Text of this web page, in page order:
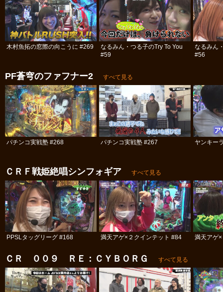
木村魚拓の窓際の向こうに #269
なるみん・つる子のTry To You
#59
なるみん
#56
PF蒼穹のファフナー2 すべて見る
パチンコ実戦塾 #268 パチンコ実戦塾 #267 ヤンキー
ＣＲＦ戦姫絶唱シンフォギア すべて見る
PPSLタッグリーグ #168 満天アゲ×２クインテット #84 満天アゲ
ＣＲ ００９ ＲＥ：ＣＹＢＯＲＧ すべて見る